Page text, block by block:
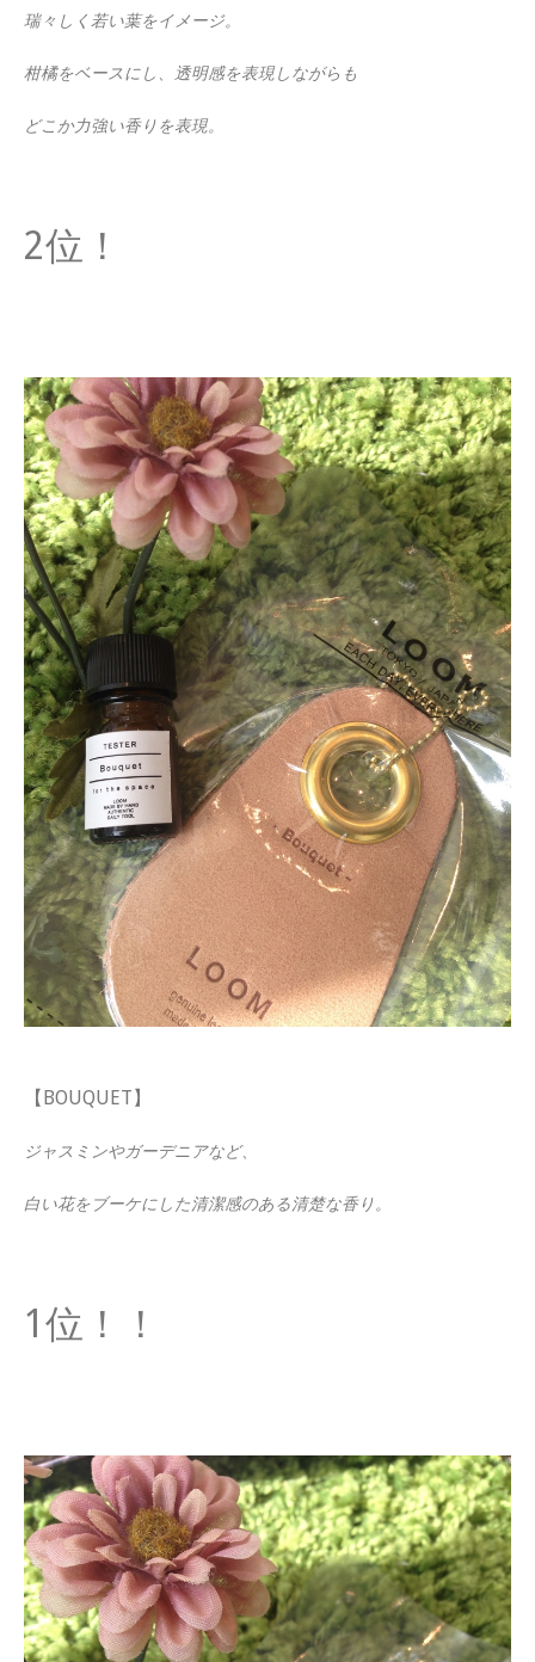
瑞々しく若い葉をイメージ。
柑橘をベースにし、透明感を表現しながらも
どこか力強い香りを表現。
2位！
【BOUQUET】
ジャスミンやガーデニアなど、
白い花をブーケにした清潔感のある清楚な香り。
1位！！